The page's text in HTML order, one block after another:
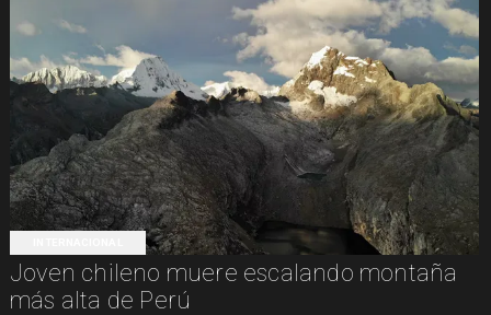
Joven chileno muere escalando montaña
más alta de Perú